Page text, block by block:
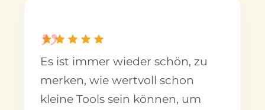
„
Es ist immer wieder schön, zu
merken, wie wertvoll schon
kleine Tools sein können, um